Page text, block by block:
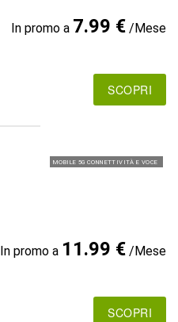
In promo a 7.99 €/Mese
SCOPRI
MOBILE 5G CONNETTIVITÀ E VOCE
In promo a 11.99 €/Mese
SCOPRI